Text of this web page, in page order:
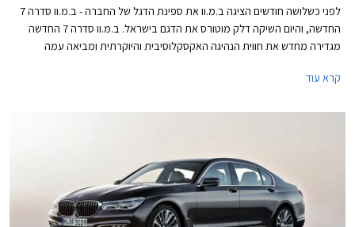
לפני כשלושה חודשים הציגה ב.מ.וו את ספינת הדגל של החברה - ב.מ.וו סדרה 7
החדשה, והיום השיקה דלק מוטורס את הדגם בישראל. ב.מ.וו סדרה 7 החדשה
מגדירה מחדש את חווית הנהיגה האקסקלוסיבית והיוקרתית ומביאה עמה
ואיכות תא הנוסעים.
קרא עוד